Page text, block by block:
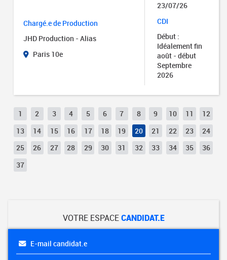
Chargé.e de Production
JHD Production - Alias
Paris 10e
23/07/26
CDI
Début :
Idéalement fin
août - début
Septembre
2026
1 2 3 4 5 6 7 8 9 10 11
12
13
14 15 16 17 18 19 20 21 22 23
24
25
26 27 28 29 30 31 32 33 34 35
36
37
VOTRE ESPACECANDIDAT.E
E-mail candidat.e